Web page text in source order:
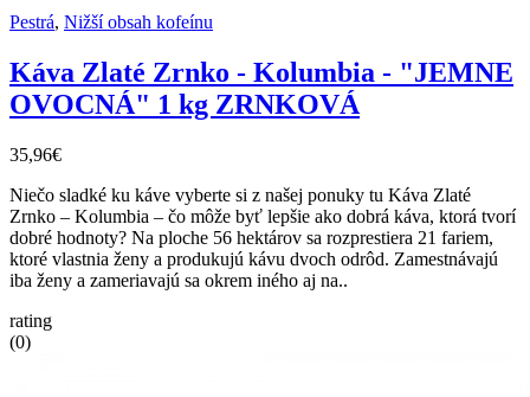
Pestrá, Nižší obsah kofeínu
Káva Zlaté Zrnko - Kolumbia - "JEMNE
OVOCNÁ" 1 kg ZRNKOVÁ
35,96€
Niečo sladké ku káve vyberte si z našej ponuky tu Káva Zlaté
Zrnko – Kolumbia – čo môže byť lepšie ako dobrá káva, ktorá tvorí
dobré hodnoty? Na ploche 56 hektárov sa rozprestiera 21 fariem,
ktoré vlastnia ženy a produkujú kávu dvoch odrôd. Zamestnávajú
iba ženy a zameriavajú sa okrem iného aj na..
rating
(0)